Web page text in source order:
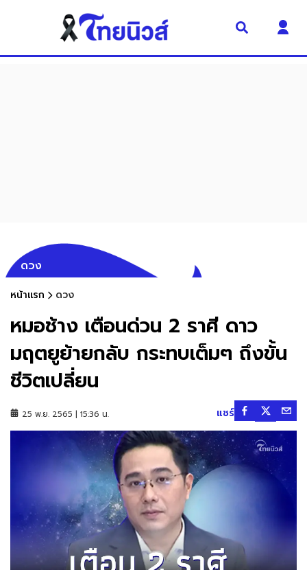
ดวง
หน้าแรก ดวง
หมอช้าง เตือนด่วน 2 ราศี ดาว
มฤตยูย้ายกลับ กระทบเต็มๆ ถึงขั้น
ชีวิตเปลี่ยน
25 พ.ย. 2565 | 15:36 น. แชร์